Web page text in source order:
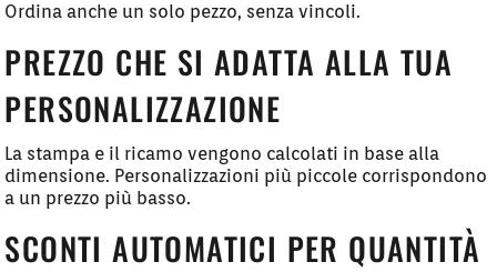
Ordina anche un solo pezzo, senza vincoli.
PREZZO CHE SI ADATTA ALLA TUA
PERSONALIZZAZIONE
La stampa e il ricamo vengono calcolati in base alla
dimensione. Personalizzazioni più piccole corrispondono
a un prezzo più basso.
SCONTI AUTOMATICI PER QUANTITÀ